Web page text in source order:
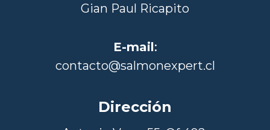
Gian Paul Ricapito
E-mail:
contacto@salmonexpert.cl
Dirección